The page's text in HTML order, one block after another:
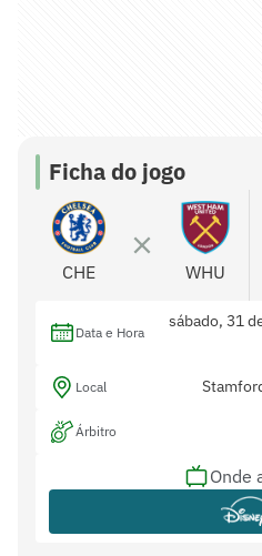
Ficha do jogo
CHE WHU
Data e Hora
sábado, 31
Local
Árbitro
GaryOnde